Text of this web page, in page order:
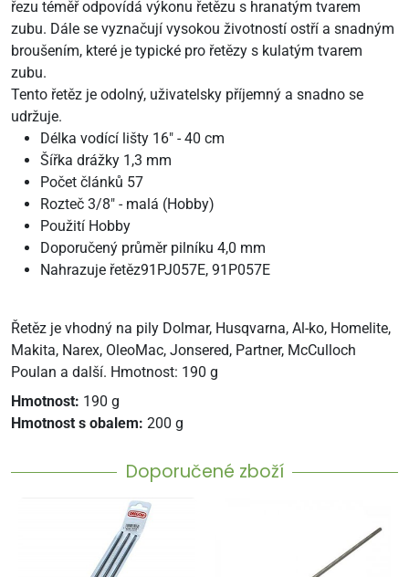
řezu téměř odpovídá výkonu řetězu s hranatým tvarem
zubu. Dále se vyznačují vysokou životností ostří a snadným
broušením, které je typické pro řetězy s kulatým tvarem
zubu.
Tento řetěz je odolný, uživatelsky příjemný a snadno se
udržuje.
Délka vodící lišty 16" - 40 cm
Šířka drážky 1,3 mm
Počet článků 57
Rozteč 3/8" - malá (Hobby)
Použití Hobby
Doporučený průměr pilníku 4,0 mm
Nahrazuje řetěz91PJ057E, 91P057E
Řetěz je vhodný na pily Dolmar, Husqvarna, Al-ko, Homelite,
Makita, Narex, OleoMac, Jonsered, Partner, McCulloch
Poulan a další. Hmotnost: 190 g
Hmotnost: 190 g
Hmotnost s obalem: 200 g
Doporučené zboží